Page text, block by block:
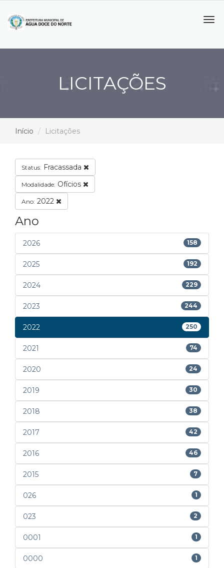
LICITAÇÕES
Início Licitações
Status: Fracassada
Modalidade: Ofícios
Ano: 2022
Ano
2026 158
2025 192
2024 229
2023 244
2022 250
2021 74
2020 24
2019 30
2018 38
2017 42
2016 46
2015 7
026 1
023 2
0001 1
0000 1